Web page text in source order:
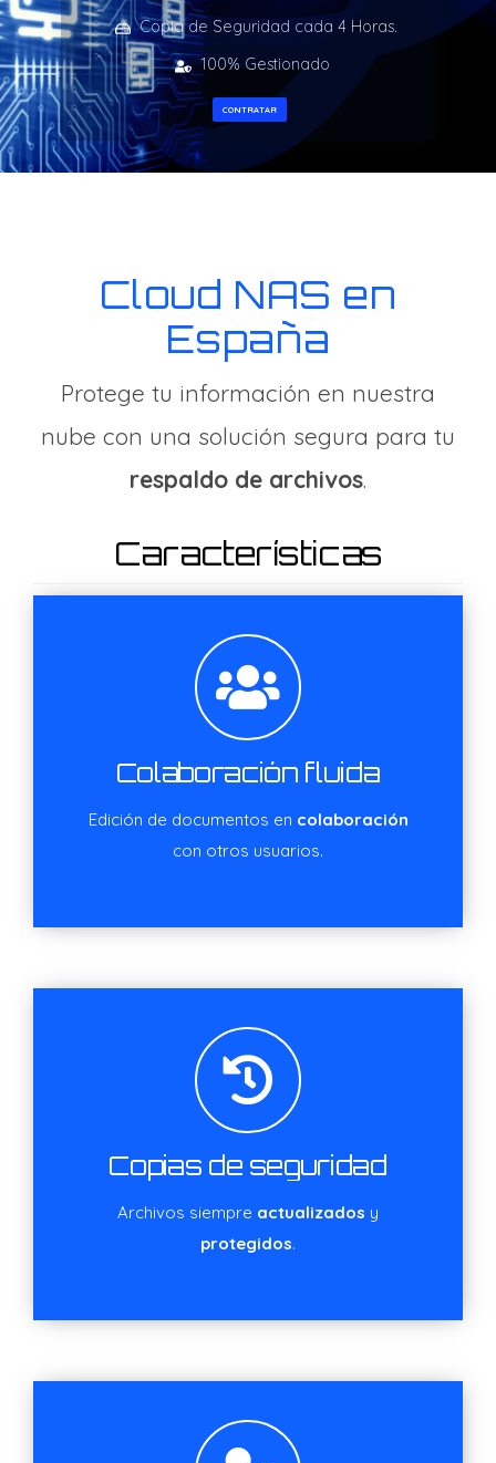
Copia de Seguridad cada 4 Horas.
100% Gestionado
CONTRATAR
Cloud NAS en
España
Protege tu información en nuestra
nube con una solución segura para tu
respaldo de archivos.
Características
Colaboración fluida
Edición de documentos en colaboración
con otros usuarios.
Copias de seguridad
Archivos siempre actualizados y
protegidos.